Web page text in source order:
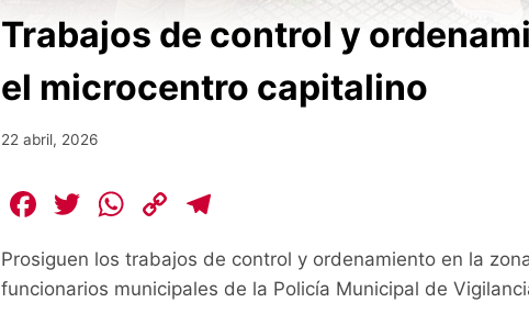
Trabajos de control y
el microcentro capitalino
22 abril, 2026
F
c
e
T
itt
er
W
at
s
C
p
y
e
gr
Prosiguen los trabajos de control y ordenamiento en la
funcionarios municipales de la Policía Municipal de